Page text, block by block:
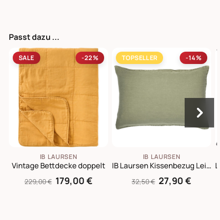
Passt dazu ...
SALE -22%
IB LAURSEN
Vintage Bettdecke doppelt
229,00 € 179,00 €
TOPSELLER -14%
IB LAURSEN
IB Laursen Kissenbezug Leinen 60x40 cm
32,50 € 27,90 €